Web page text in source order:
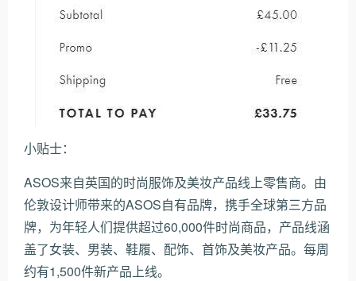
小贴士：
ASOS来自英国的时尚服饰及美妆产品线上零售商。由
伦敦设计师带来的ASOS自有品牌，携手全球第三方品
牌，为年轻人们提供超过60,000件时尚商品，产品线涵
盖了女装、男装、鞋履、配饰、首饰及美妆产品。每周
约有1,500件新产品上线。